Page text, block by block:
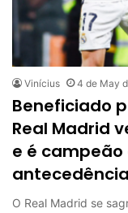
Vinícius 4 de May
Beneficiado
Real Madrid
e é
antecedência
O Real Madrid se